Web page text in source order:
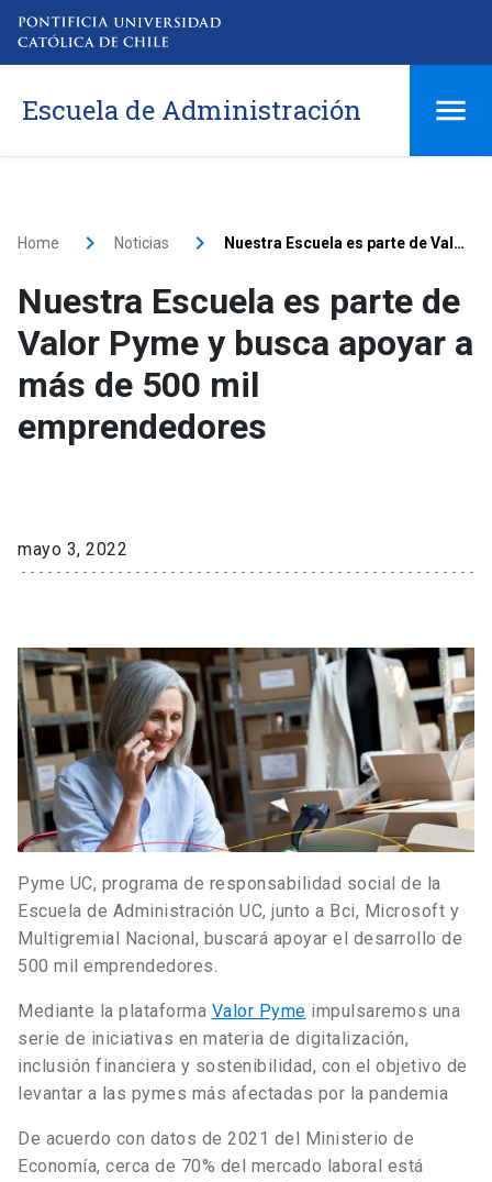
Escuela de Administración
Home Noticias Nuestra Escuela es parte de Valor Pyme y busca apoyar a más de 500 mil emprendedores
Nuestra Escuela es parte de
Valor Pyme y busca apoyar a
más de 500 mil
emprendedores
mayo 3, 2022
Pyme UC, programa de responsabilidad social de la
Escuela de Administración UC, junto a Bci, Microsoft y
Multigremial Nacional, buscará apoyar el desarrollo de
500 mil emprendedores.
Mediante la plataforma Valor Pyme impulsaremos una
serie de iniciativas en materia de digitalización,
inclusión financiera y sostenibilidad, con el objetivo de
levantar a las pymes más afectadas por la pandemia
De acuerdo con datos de 2021 del Ministerio de
Economía, cerca de 70% del mercado laboral está